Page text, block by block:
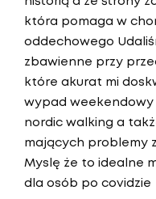
która pomaga w
oddechowego
zbawienne przy
które akurat mi
wypad weekendowy
nordic walking a
mających problemy
Myslę że to idealne
dla osób po covidzie